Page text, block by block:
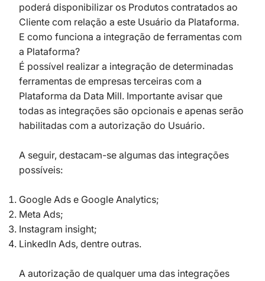
poderá disponibilizar os Produtos contratados ao
Cliente com relação a este Usuário da Plataforma.
E como funciona a integração de ferramentas com
a Plataforma?
É possível realizar a integração de determinadas
ferramentas de empresas terceiras com a
Plataforma da Data Mill. Importante avisar que
todas as integrações são opcionais e apenas serão
habilitadas com a autorização do Usuário.
A seguir, destacam-se algumas das integrações
possíveis:
Google Ads e Google Analytics;
Meta Ads;
Instagram insight;
LinkedIn Ads, dentre outras.
A autorização de qualquer uma das integrações